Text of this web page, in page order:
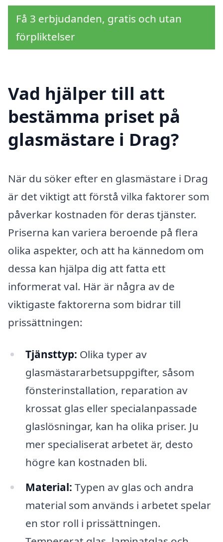
Få 3 erbjudanden, gratis och utan
förpliktelser
Vad hjälper till att
bestämma priset på
glasmästare i Drag?
När du söker efter en glasmästare i Drag
är det viktigt att förstå vilka faktorer som
påverkar kostnaden för deras tjänster.
Priserna kan variera beroende på flera
olika aspekter, och att ha kännedom om
dessa kan hjälpa dig att fatta ett
informerat val. Här är några av de
viktigaste faktorerna som bidrar till
prissättningen:
Tjänsttyp: Olika typer av
glasmästararbetsuppgifter, såsom
fönsterinstallation, reparation av
krossat glas eller specialanpassade
glaslösningar, kan ha olika priser. Ju
mer specialiserat arbetet är, desto
högre kan kostnaden bli.
Material: Typen av glas och andra
material som används i arbetet spelar
en stor roll i prissättningen.